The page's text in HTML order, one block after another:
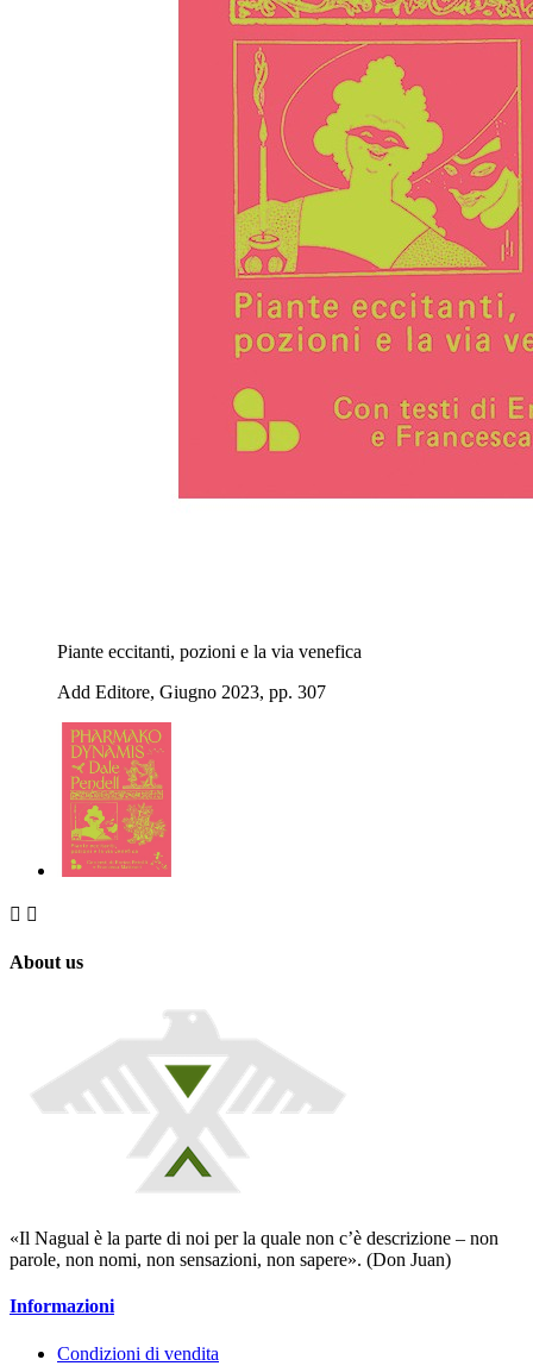
Piante eccitanti, pozioni e la via venefica
Add Editore, Giugno 2023, pp. 307
 
About us
«Il Nagual è la parte di noi per la quale non c’è descrizione – non
parole, non nomi, non sensazioni, non sapere». (Don Juan)
Informazioni
Condizioni di vendita